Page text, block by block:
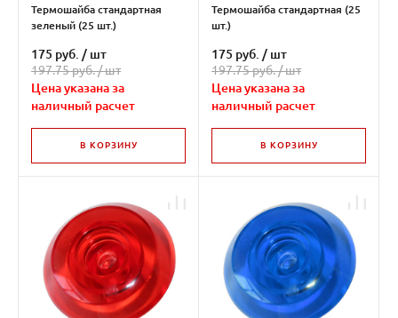
Термошайба стандартная
зеленый (25 шт.)
175 руб. / шт
197.75 руб. /шт
Цена указана за
наличный расчет
В КОРЗИНУ
Термошайба стандартная (25
шт.)
175 руб. / шт
197.75 руб. /шт
Цена указана за
наличный расчет
В КОРЗИНУ